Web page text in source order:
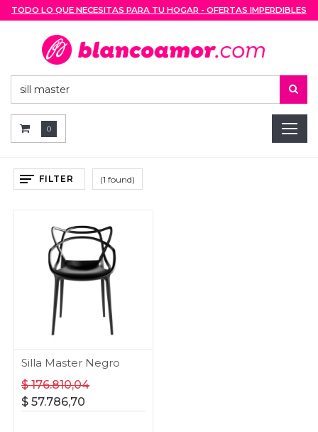
TODO LO QUE NECESITAS PARA TU HOGAR - OFERTAS IMPERDIBLES
0
FILTER (1 found)
Silla Master Negro
$176.810,04
$ 57.786,70